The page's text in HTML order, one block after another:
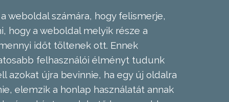
weboldal számára, hogy felismerje,
hogy a weboldal melyik része a
időt töltenek ott. Ennek
felhasználói élményt tudunk
azokat újra bevinnie, ha egy új oldalra
elemzik a honlap használatát annak